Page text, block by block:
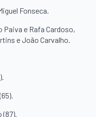
Fonseca.
Paiva e Rafa Cardoso,
e João Carvalho.